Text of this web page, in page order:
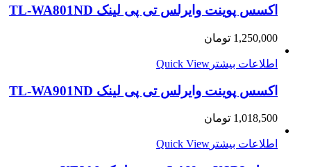
اکسس پوینت وایرلس تی پی لینک TL-WA801ND
1,250,000 تومان
اطلاعات بیشتر Quick View
اکسس پوینت وایرلس تی پی لینک TL-WA901ND
1,018,500 تومان
اطلاعات بیشتر Quick View